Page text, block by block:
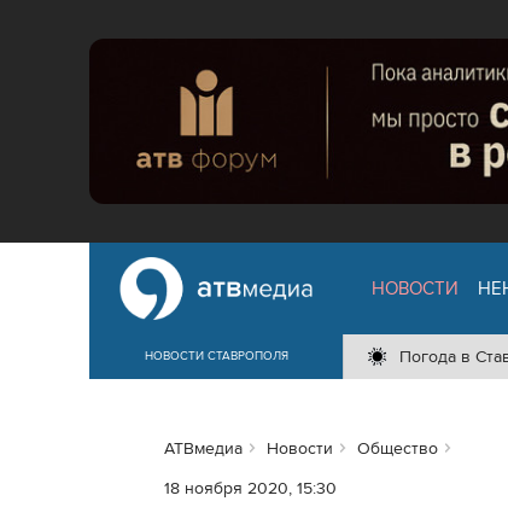
НОВОСТИ СТАВРОПОЛЯ
НОВОСТИ
Погода в
АТВмедиа Новости
Общество
18 ноября 2020, 15:30